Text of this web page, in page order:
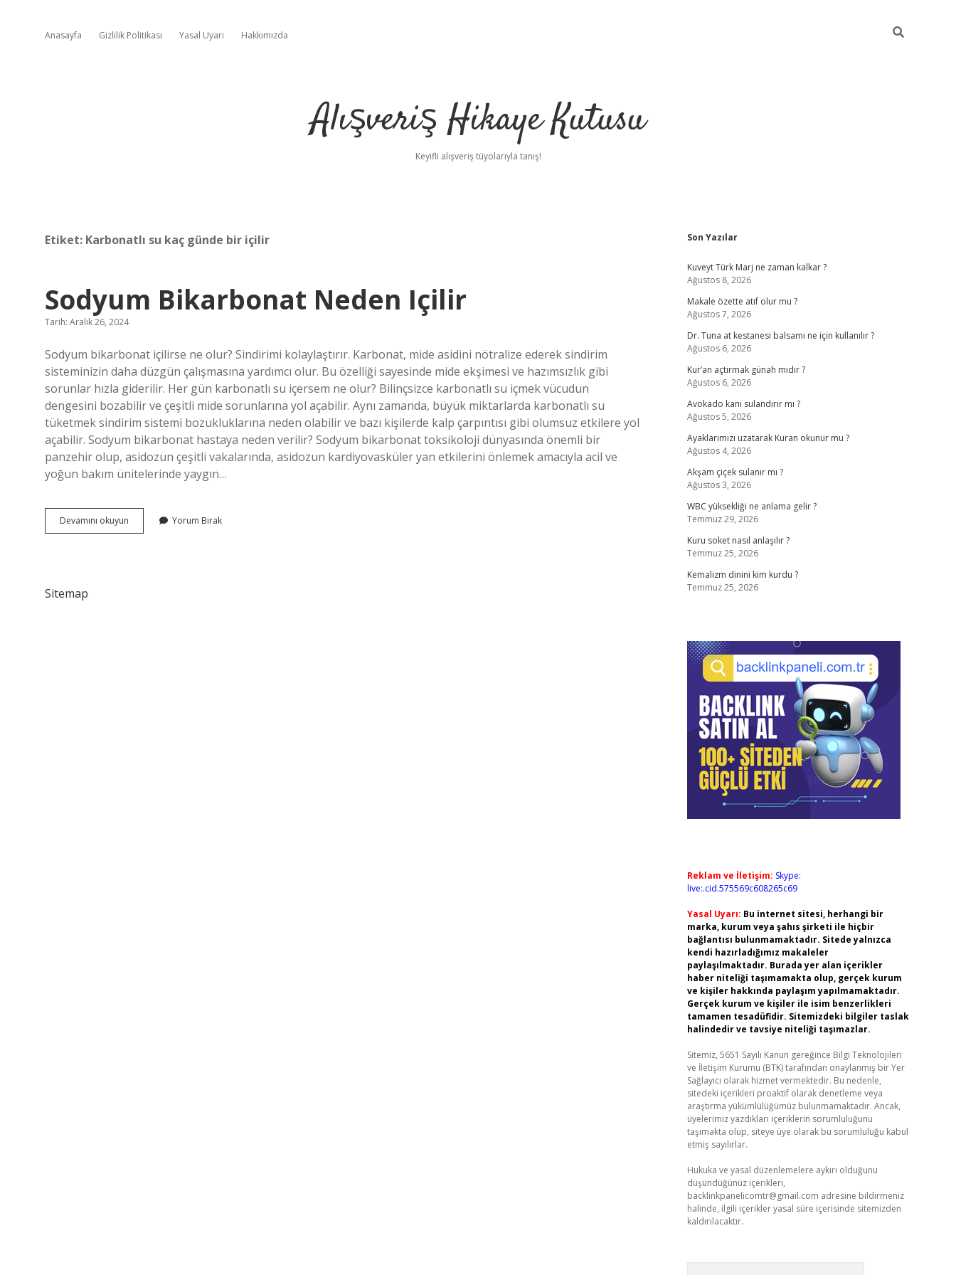
Anasayfa Gizlilik Politikası Yasal Uyarı Hakkımızda
Alışveriş Hikaye Kutusu
Keyifli alışveriş tüyolarıyla tanış!
Etiket: Karbonatlı su kaç günde bir içilir
Sodyum Bikarbonat Neden Içilir
Tarih: Aralık 26, 2024
Sodyum bikarbonat içilirse ne olur? Sindirimi kolaylaştırır. Karbonat, mide asidini nötralize ederek sindirim
sisteminizin daha düzgün çalışmasına yardımcı olur. Bu özelliği sayesinde mide ekşimesi ve hazımsızlık gibi
sorunlar hızla giderilir. Her gün karbonatlı su içersem ne olur? Bilinçsizce karbonatlı su içmek vücudun
dengesini bozabilir ve çeşitli mide sorunlarına yol açabilir. Aynı zamanda, büyük miktarlarda karbonatlı su
tüketmek sindirim sistemi bozukluklarına neden olabilir ve bazı kişilerde kalp çarpıntısı gibi olumsuz etkilere yol
açabilir. Sodyum bikarbonat hastaya neden verilir? Sodyum bikarbonat toksikoloji dünyasında önemli bir
panzehir olup, asidozun çeşitli vakalarında, asidozun kardiyovasküler yan etkilerini önlemek amacıyla acil ve
yoğun bakım ünitelerinde yaygın…
Devamını okuyun Sodyum
Bikarbonat
Yorum Bırak
Sitemap
Sidebar
Son Yazılar
Kuveyt Türk Marj ne zaman kalkar ?
Ağustos 8, 2026
Makale özette atıf olur mu ?
Ağustos 7, 2026
Dr. Tuna at kestanesi balsamı ne için kullanılır ?
Ağustos 6, 2026
Kur’an açtırmak günah mıdır ?
Ağustos 6, 2026
Avokado kanı sulandırır mı ?
Ağustos 5, 2026
Ayaklarımızı uzatarak Kuran okunur mu ?
Ağustos 4, 2026
Akşam çiçek sulanır mı ?
Ağustos 3, 2026
WBC yüksekliği ne anlama gelir ?
Temmuz 29, 2026
Kuru soket nasıl anlaşılır ?
Temmuz 25, 2026
Kemalizm dinini kim kurdu ?
Temmuz 25, 2026
Reklam ve İletişim: Skype:
live:.cid.575569c608265c69
Yasal Uyarı: Bu internet sitesi, herhangi bir
marka, kurum veya şahıs şirketi ile hiçbir
bağlantısı bulunmamaktadır. Sitede yalnızca
kendi hazırladığımız makaleler
paylaşılmaktadır. Burada yer alan içerikler
haber niteliği taşımamakta olup, gerçek kurum
ve kişiler hakkında paylaşım yapılmamaktadır.
Gerçek kurum ve kişiler ile isim benzerlikleri
tamamen tesadüfidir. Sitemizdeki bilgiler taslak
halindedir ve tavsiye niteliği taşımazlar.
Sitemiz, 5651 Sayılı Kanun gereğince Bilgi Teknolojileri
ve İletişim Kurumu (BTK) tarafından onaylanmış bir Yer
Sağlayıcı olarak hizmet vermektedir. Bu nedenle,
sitedeki içerikleri proaktif olarak denetleme veya
araştırma yükümlülüğümüz bulunmamaktadır. Ancak,
üyelerimiz yazdıkları içeriklerin sorumluluğunu
taşımakta olup, siteye üye olarak bu sorumluluğu kabul
etmiş sayılırlar.
Hukuka ve yasal düzenlemelere aykırı olduğunu
düşündüğünüz içerikleri,
backlinkpanelicomtr@gmail.com adresine bildirmeniz
halinde, ilgili içerikler yasal süre içerisinde sitemizden
kaldırılacaktır.